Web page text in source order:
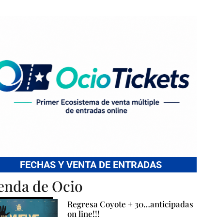
FECHAS Y VENTA DE ENTRADAS
de Ocio
Regresa Coyote + 30…anticipadas
on line!!!